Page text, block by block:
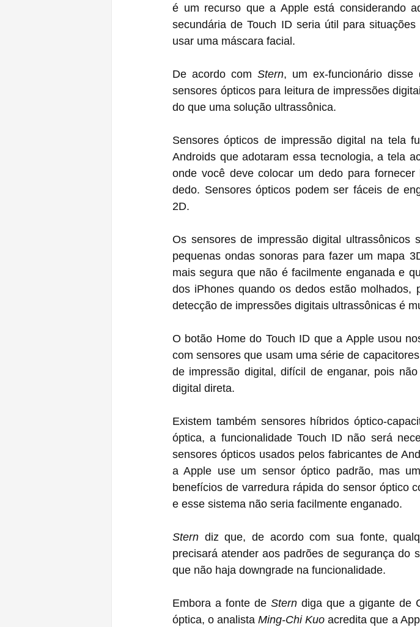
é um recurso que a Apple está considerando
secundária de Touch ID seria útil para
usar uma máscara facial.
De acordo com Stern, um ex-funcionário disse
sensores ópticos para leitura de impressões
do que uma solução ultrassônica.
Sensores ópticos de impressão digital na tela
Androids que adotaram essa tecnologia, a tela
onde você deve colocar um dedo para
dedo. Sensores ópticos podem ser fáceis de
2D.
Os sensores de impressão digital ultrassônicos
pequenas ondas sonoras para fazer um mapa
mais segura que não é facilmente enganada e
dos iPhones quando os dedos estão
detecção de impressões digitais ultrassônicas é
O botão Home do Touch ID que a Apple usou
com sensores que usam uma série de
de impressão digital, difícil de enganar, pois
digital direta.
Existem também sensores híbridos óptico-
óptica, a funcionalidade Touch ID não será
sensores ópticos usados pelos fabricantes de
a Apple use um sensor óptico padrão, mas
benefícios de varredura rápida do sensor óptico
e esse sistema não seria facilmente enganado.
Stern diz que, de acordo com sua fonte,
precisará atender aos padrões de segurança do
que não haja downgrade na funcionalidade.
Embora a fonte de Stern diga que a gigante de
óptica, o analista Ming-Chi Kuo acredita que a